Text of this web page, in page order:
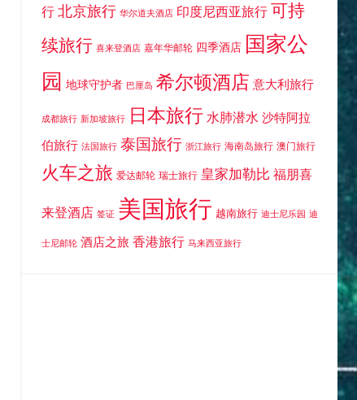
行 北京旅行 华尔道夫酒店 印度尼西亚旅行 可持
续旅行 喜来登酒店 嘉年华邮轮 四季酒店 国家公
园 地球守护者 巴厘岛 希尔顿酒店 意大利旅行
成都旅行 新加坡旅行 日本旅行 水肺潜水 沙特阿拉
伯旅行 法国旅行 泰国旅行 浙江旅行 海南岛旅行 澳门旅行
火车之旅 爱达邮轮 瑞士旅行 皇家加勒比 福朋喜
来登酒店 签证 美国旅行 越南旅行 迪士尼乐园 迪
士尼邮轮 酒店之旅 香港旅行 马来西亚旅行